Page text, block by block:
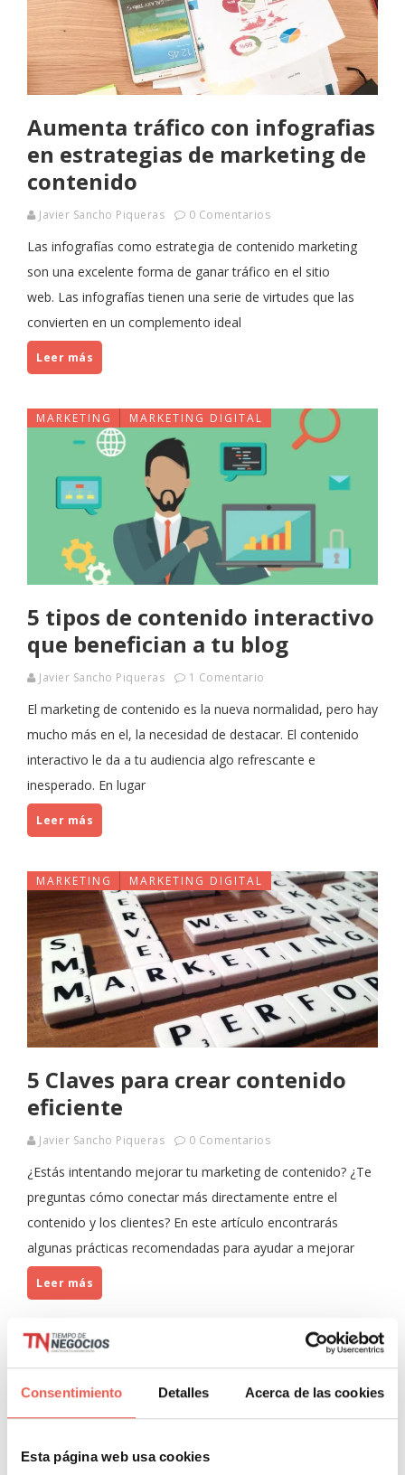
Consentimiento Detalles Acerca de las cookies
Esta página web usa cookies
Aumenta tráfico con infografias
en estrategias de marketing de
contenido
Javier Sancho Piqueras 0 Comentarios
Las infografías como estrategia de contenido marketing
son una excelente forma de ganar tráfico en el sitio
web. Las infografías tienen una serie de virtudes que las
convierten en un complemento ideal
Leer más
MARKETING MARKETING DIGITAL
5 tipos de contenido interactivo
que benefician a tu blog
Javier Sancho Piqueras 1 Comentario
El marketing de contenido es la nueva normalidad, pero hay
mucho más en el, la necesidad de destacar. El contenido
interactivo le da a tu audiencia algo refrescante e
inesperado. En lugar
Leer más
MARKETING MARKETING DIGITAL
5 Claves para crear contenido
eficiente
Javier Sancho Piqueras 0 Comentarios
¿Estás intentando mejorar tu marketing de contenido? ¿Te
preguntas cómo conectar más directamente entre el
contenido y los clientes? En este artículo encontrarás
algunas prácticas recomendadas para ayudar a mejorar
Leer más
MARKETING